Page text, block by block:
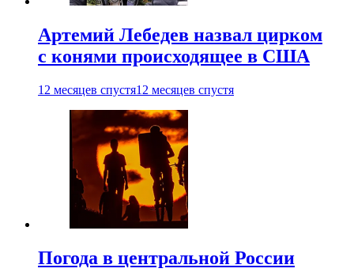
Артемий Лебедев назвал цирком
с конями происходящее в США
12 месяцев спустя12 месяцев спустя
Погода в центральной России